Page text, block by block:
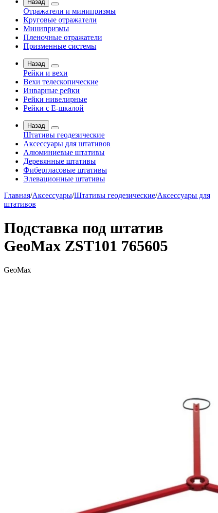
Назад
Отражатели и минипризмы
Круговые отражатели
Минипризмы
Пленочные отражатели
Призменные системы
Назад
Рейки и вехи
Вехи телескопические
Инварные рейки
Рейки нивелирные
Рейки с Е-шкалой
Назад
Штативы геодезические
Аксессуары для штативов
Алюминиевые штативы
Деревянные штативы
Фибергласовые штативы
Элевационные штативы
Главная/Аксессуары/Штативы геодезические/Аксессуары для
штативов
Подставка под штатив
GeoMax ZST101 765605
GeoMax